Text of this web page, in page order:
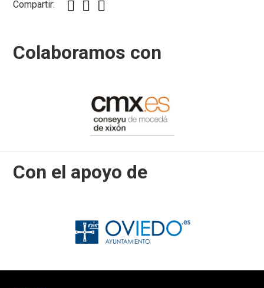
Compartir:
Colaboramos con
Con el apoyo de